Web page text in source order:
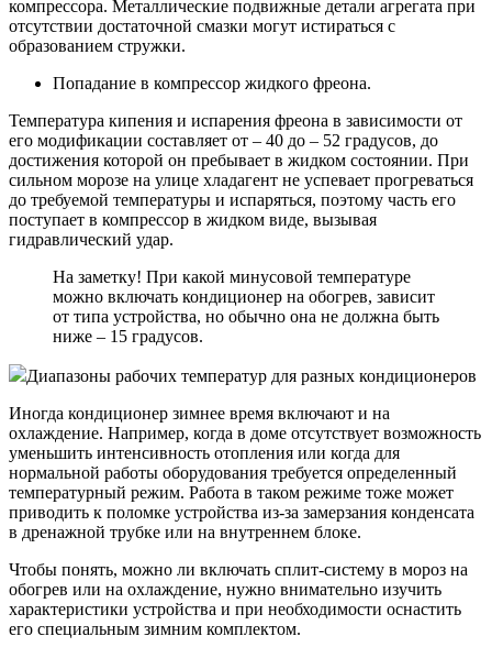
компрессора. Металлические подвижные детали агрегата при
отсутствии достаточной смазки могут истираться с
образованием стружки.
Попадание в компрессор жидкого фреона.
Температура кипения и испарения фреона в зависимости от
его модификации составляет от – 40 до – 52 градусов, до
достижения которой он пребывает в жидком состоянии. При
сильном морозе на улице хладагент не успевает прогреваться
до требуемой температуры и испаряться, поэтому часть его
поступает в компрессор в жидком виде, вызывая
гидравлический удар.
На заметку! При какой минусовой температуре
можно включать кондиционер на обогрев, зависит
от типа устройства, но обычно она не должна быть
ниже – 15 градусов.
Диапазоны рабочих температур для разных кондиционеров
Иногда кондиционер зимнее время включают и на
охлаждение. Например, когда в доме отсутствует возможность
уменьшить интенсивность отопления или когда для
нормальной работы оборудования требуется определенный
температурный режим. Работа в таком режиме тоже может
приводить к поломке устройства из-за замерзания конденсата
в дренажной трубке или на внутреннем блоке.
Чтобы понять, можно ли включать сплит-систему в мороз на
обогрев или на охлаждение, нужно внимательно изучить
характеристики устройства и при необходимости оснастить
его специальным зимним комплектом.